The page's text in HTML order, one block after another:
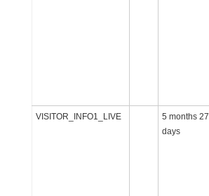
VISITOR_INFO1_LIVE
5 months 27
days